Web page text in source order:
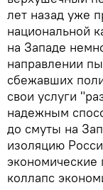
лет назад уже
национальной
на Западе
направлении
сбежавших
свои услуги
надежным
до смуты на
изоляцию
коллапс